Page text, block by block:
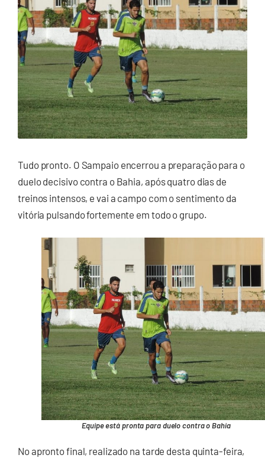
Tudo pronto. O Sampaio encerrou a preparação para o
duelo decisivo contra o Bahia, após quatro dias de
treinos intensos, e vai a campo com o sentimento da
vitória pulsando fortemente em todo o grupo.
Equipe está pronta para duelo contra o Bahia
No apronto final, realizado na tarde desta quinta-feira,